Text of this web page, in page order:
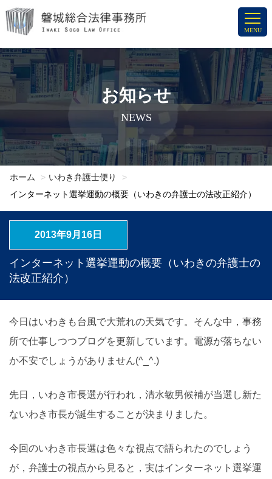
ン
ン
ツ
プ
MENU
お知らせ
NEWS
ホーム
いわき弁護士便り
インターネット選挙運動の概要（いわきの弁護士の法改正紹介）
2013年9月16日
インターネット選挙運動の概要（いわきの弁護士の
法改正紹介）
今日はいわきも台風で大荒れの天気です。そんな中，事務
所で仕事しつつブログを更新しています。電源が落ちない
か不安でしょうがありません(^_^.)
先日，いわき市長選が行われ，清水敏男候補が当選し新た
ないわき市長が誕生することが決まりました。
今回のいわき市長選は色々な視点で語られたのでしょう
が，弁護士の視点から見ると，実はインターネット選挙運